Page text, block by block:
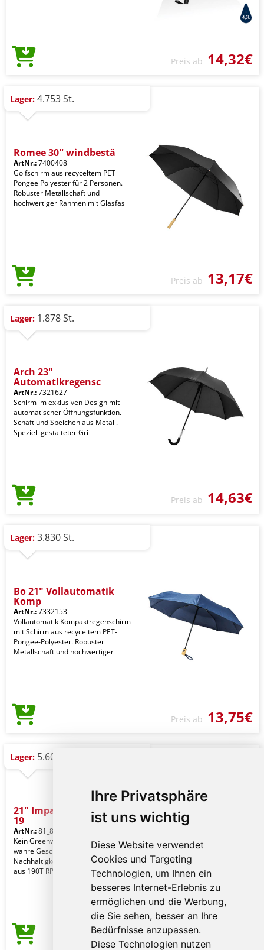
Ihre Privatsphäre
ist uns wichtig
Diese Website verwendet
Cookies und Targeting
Technologien, um Ihnen ein
besseres Internet-Erlebnis zu
ermöglichen und die Werbung,
die Sie sehen, besser an Ihre
Bedürfnisse anzupassen.
Diese Technologien nutzen
Preis ab 14,32€
Lager: 4.753 St.
Romee 30'' windbestä
ArtNr.:7400408
Golfschirm aus recyceltem PET
Pongee Polyester für 2 Personen.
Robuster Metallschaft und
hochwertiger Rahmen mit Glasfas
Preis ab 13,17€
Lager: 1.878 St.
Arch 23"
Automatikregensc
ArtNr.:7321627
Schirm im exklusiven Design mit
automatischer Öffnungsfunktion.
Schaft und Speichen aus Metall.
Speziell gestalteter Gri
Preis ab 14,63€
Lager: 3.830 St.
Bo 21" Vollautomatik
Komp
ArtNr.:7332153
Vollautomatik Kompaktregenschirm
mit Schirm aus recyceltem PET-
Pongee-Polyester. Robuster
Metallschaft und hochwertiger
Preis ab 13,75€
Lager: 5.600 St.
21" Impact AWARE™ RPET
19
ArtNr.:81_850595
Kein Greenwashing, sondern eine
wahre Geschichte über
Nachhaltigkeit! Dieser Schirm wurde
aus 190T RPET Pongee mit AWARE
Preis ab